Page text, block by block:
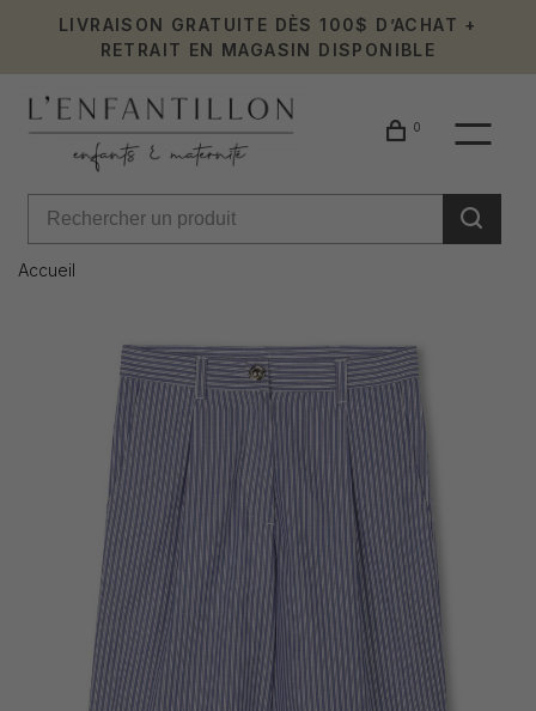
LIVRAISON GRATUITE DÈS 100$ D’ACHAT +
RETRAIT EN MAGASIN DISPONIBLE
0
Accueil